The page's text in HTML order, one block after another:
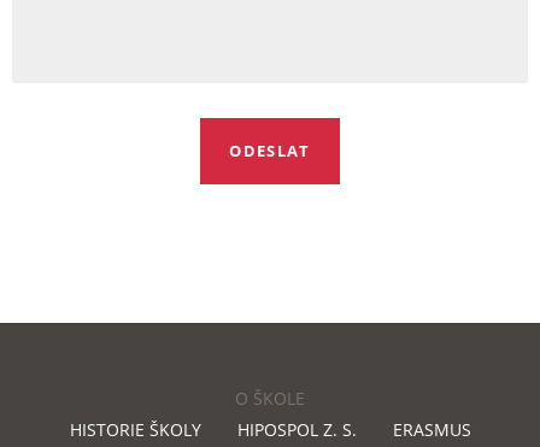
O ŠKOLE
HISTORIE ŠKOLY
HIPOSPOL Z. S.
ERASMUS